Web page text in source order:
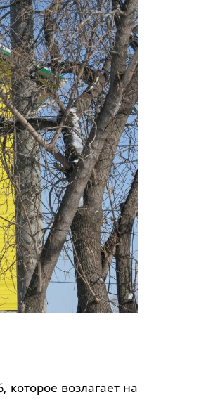
возлагает на